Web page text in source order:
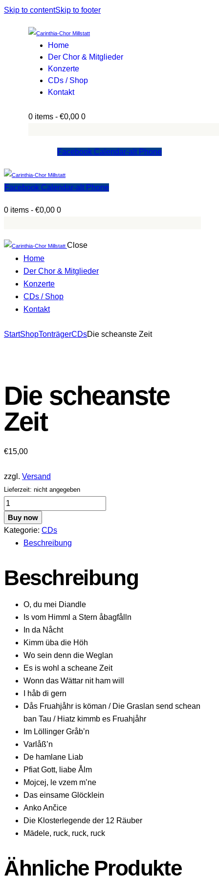
Skip to contentSkip to footer
Home
Der Chor & Mitglieder
Konzerte
CDs / Shop
Kontakt
0 items - €0,00 0
Facebook Calendar-alt Phone
Facebook Calendar-alt Phone
0 items - €0,00 0
Close
Home
Der Chor & Mitglieder
Konzerte
CDs / Shop
Kontakt
facebook-
StartShopTonträgerCDsDie scheanste Zeit
Die scheanste
Zeit
€15,00
zzgl. Versand
Lieferzeit: nicht angegeben
Die
scheanste
Zeit
Menge
Buy now
Kategorie: CDs
Beschreibung
Beschreibung
O, du mei Diandle
Is vom Himml a Stern åbagfålln
In da Nåcht
Kimm üba die Höh
Wo sein denn die Weglan
Es is wohl a scheane Zeit
Wonn das Wättar nit ham will
I håb di gern
Dås Fruahjåhr is köman / Die Graslan send schean
ban Tau / Hiatz kimmb es Fruahjåhr
Im Löllinger Gråb’n
Varlåß’n
De hamlane Liab
Pfiat Gott, liabe Ålm
Mojcej, le vzem m’ne
Das einsame Glöcklein
Anko Ančice
Die Klosterlegende der 12 Räuber
Mädele, ruck, ruck, ruck
Ähnliche Produkte